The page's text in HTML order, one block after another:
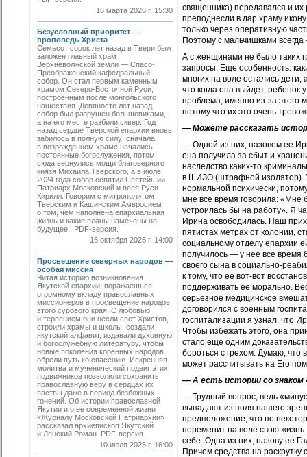
16 марта 2026 г. 15:30
Безусловный приоритет —
проповедь Христа
Семьсот сорок лет назад в Твери был
заложен главный храм
Верхневолжской земли — Спасо-
Преображенский кафедральный
собор. Он стал первым каменным
храмом Северо-Восточной Руси,
построенным после монгольского
нашествия. Девяносто лет назад
собор был разрушен большевиками,
а на его месте разбили сквер. Год
назад сердце Тверской епархии вновь
забилось в полную силу: сначала
в возрожденном храме начались
постоянные богослужения, потом
сюда вернулись мощи благоверного
князя Михаила Тверского, а в июле
2024 года собор освятил Святейший
Патриарх Московский и всея Руси
Кирилл. Говорим с митрополитом
Тверским и Кашинским Амвросием
о том, чем наполнена епархиальная
жизнь и какие планы намечены на
будущее. PDF-версия.
16 октября 2025 г. 14:00
Просвещение северных народов —
особая миссия
Читая историю возникновения
Якутской епархии, поражаешься
огромному вкладу православных
миссионеров в просвещение народов
этого сурового края. С любовью
и терпением они несли свет Христов,
строили храмы и школы, создали
якутский алфавит, издавали духовную
и богослужебную литературу, чтобы
новые поколения коренных народов
обрели путь ко спасению. Искренняя
молитва и мученический подвиг этих
подвижников позволили сохранить
православную веру в сердцах их
паствы даже в период безбожных
гонений. Об истории православной
Якутии и о ее современной жизни
«Журналу Московской Патриархии»
рассказал архиепископ Якутский
и Ленский Роман. PDF-версия.
10 июля 2025 г. 16:00
священника) передавался и
преподнесли в дар храму
только через оперативную
Поэтому с мальчишками
А с женщинами не было таких
запросы. Еще особенность:
многих на воле остались
что когда она выйдет,
проблема, именно из-за этого
потому что их это очень
— Можете рассказать
— Одной из них, назовем ее
она получила за сбыт и
наследство каких-то
в ШИЗО (штрафной изолятор).
нормальной психически,
мне все время говорила: «Мне
устроилась бы на работу». Я
Ирина освободилась. Наш
пятистах метрах от колонии,
социальному отделу епархии
получилось — у нее все время
своего сына в социально-
к тому, что ее вот-вот
поддерживать ее морально.
серьезное медицинское
договорился с военным
госпитализации я узнал, что
Чтобы избежать этого, она
стало еще одним
бороться с грехом. Думаю, что
может рассчитывать на Его
— А есть истории со знаком
— Трудный вопрос, ведь
выпадают из поля нашего
предположение, что по
переменит на воле свою
себе. Одна из них, назову ее
Причем средства на